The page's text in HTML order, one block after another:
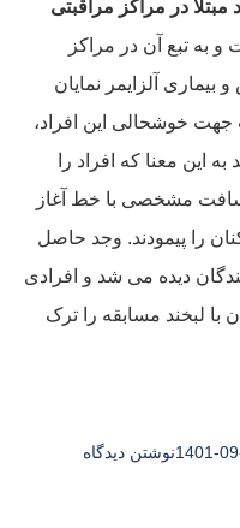
در مراکز مراقبتی
به تبع آن در مراکز
بیماری آلزایمر نمایان
خوشحالی این افراد،
این معنا که افراد را
مشخصی با خط آغاز
را پیمودند. وجد حاصل
دیده می شد و افرادی
با لبخند مسابقه را ترک
1401-نوشتن دیدگاه